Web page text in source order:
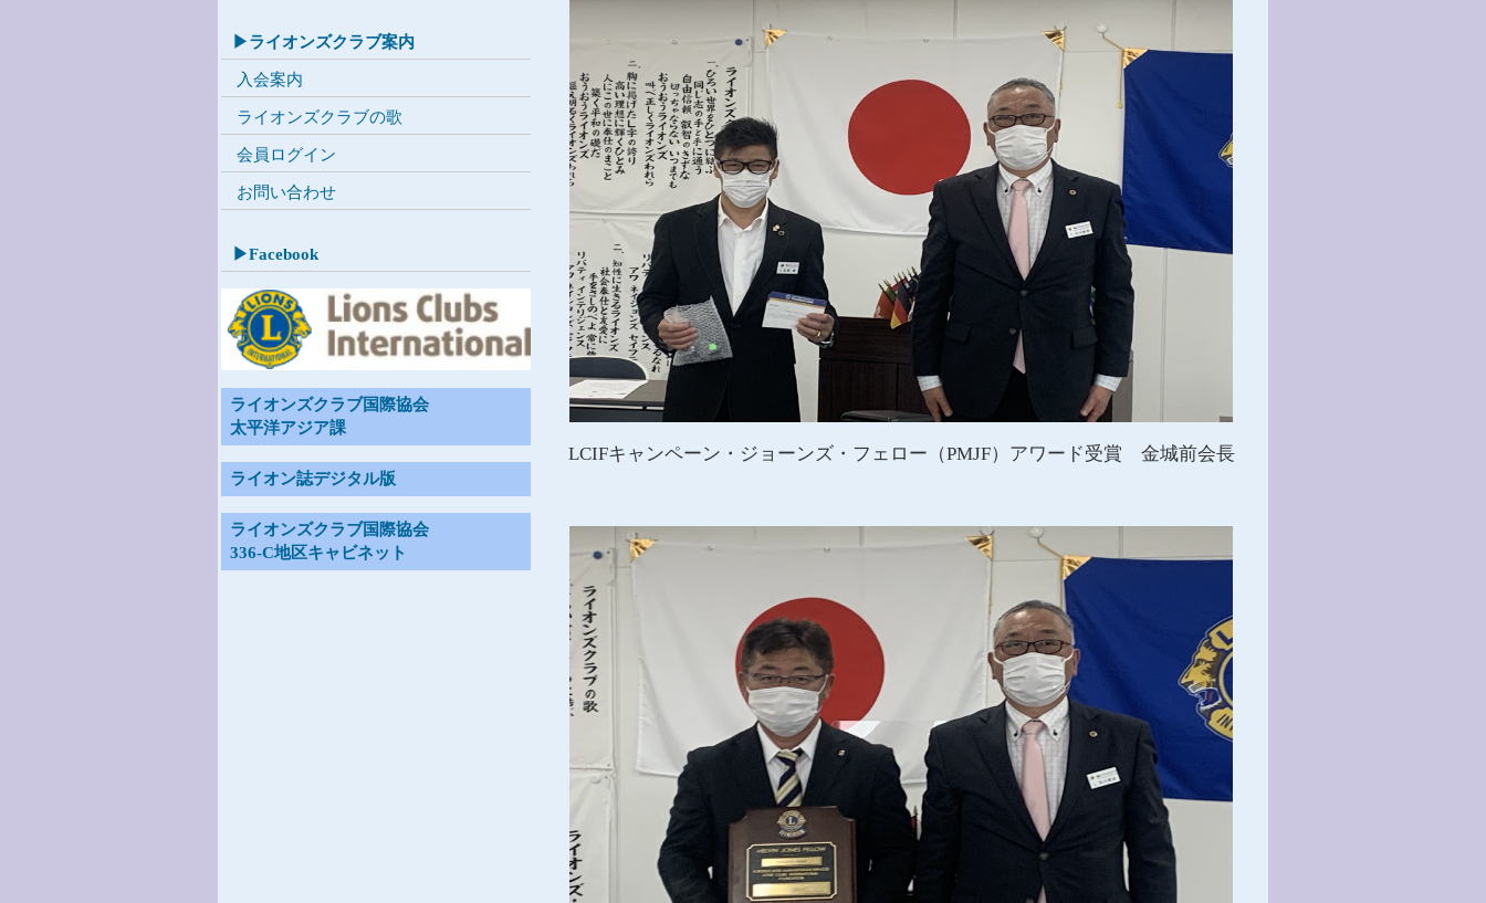
▶ライオンズクラブ案内
入会案内
ライオンズクラブの歌
会員ログイン
お問い合わせ
▶Facebook
ライオンズクラブ国際協会
太平洋アジア課
ライオン誌デジタル版
ライオンズクラブ国際協会
336-C地区キャビネット
LCIFキャンペーン・ジョーンズ・フェロー（PMJF）アワード受賞 金城前会長